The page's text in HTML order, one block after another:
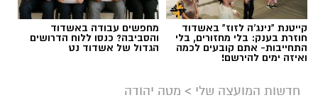
קייטנת "נינג'ה לזוז" באשדוד
חוזרת בענק: בלי מחזורים, בלי
התחייבות- אתם קובעים לכמה
ואיזה ימים להירשם!
מחפשים עבודה באשדוד
והסביבה? כנסו ללוח הדרושים
הגדול של אשדוד נט
חדשות המועצה שלי > מטה יהודה